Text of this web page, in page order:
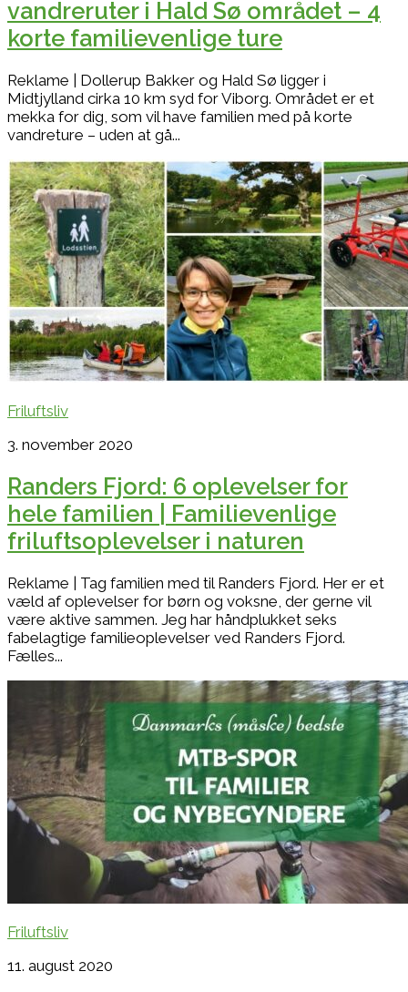
vandreruter i Hald Sø området – 4
korte familievenlige ture
Reklame | Dollerup Bakker og Hald Sø ligger i
Midtjylland cirka 10 km syd for Viborg. Området er et
mekka for dig, som vil have familien med på korte
vandreture – uden at gå...
Friluftsliv
3. november 2020
Randers Fjord: 6 oplevelser for
hele familien | Familievenlige
friluftsoplevelser i naturen
Reklame | Tag familien med til Randers Fjord. Her er et
væld af oplevelser for børn og voksne, der gerne vil
være aktive sammen. Jeg har håndplukket seks
fabelagtige familieoplevelser ved Randers Fjord.
Fælles...
Friluftsliv
11. august 2020